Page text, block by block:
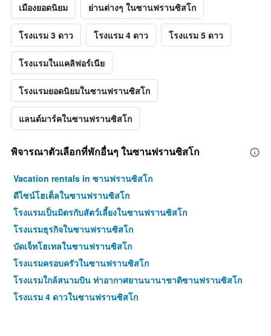
เมืองยอดนิยม ย่านต่างๆ ในซานฟรานซิสโก
โรงแรม 3 ดาว โรงแรม 4 ดาว โรงแรม 5 ดาว
โรงแรมในแคลิฟอร์เนีย
โรงแรมยอดนิยมในซานฟรานซิสโก
แลนด์มาร์คในซานฟรานซิสโก
พิจารณาตัวเลือกที่พักอื่นๆ ในซานฟรานซิสโก
Vacation rentals in ซานฟรานซิสโก
ดีไซน์โฮเต็ลในซานฟรานซิสโก
โรงแรมเป็นมิตรกับสัตว์เลี้ยงในซานฟรานซิสโก
โรงแรมธุรกิจในซานฟรานซิสโก
บัดเจ็ทโฮเทลในซานฟรานซิสโก
โรงแรมครอบครัวในซานฟรานซิสโก
โรงแรมใกล้สนามบิน ท่าอากาศยานนานาชาติซานฟรานซิสโก
โรงแรม 4 ดาวในซานฟรานซิสโก